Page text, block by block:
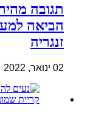
תגובה
זנגריה
02 ינואר, 2022